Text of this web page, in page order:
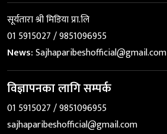
सूर्यतारा श्री मिडिया प्रा.लि
01 5915027 / 9851096955
News:Sajhaparibeshofficial@gmail.com
विज्ञापनका लागि सम्पर्क
01 5915027 / 9851096955
sajhaparibeshofficial@gmail.com